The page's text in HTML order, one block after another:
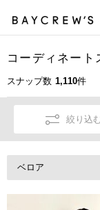
コーディネート
スナップ数 1,110件
絞り込
ベロア